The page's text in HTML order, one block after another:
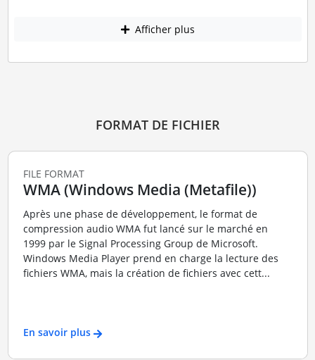
Afficher plus
FORMAT DE FICHIER
FILE FORMAT
WMA (Windows Media (Metafile))
Après une phase de développement, le format de
compression audio WMA fut lancé sur le marché en
1999 par le Signal Processing Group de Microsoft.
Windows Media Player prend en charge la lecture des
fichiers WMA, mais la création de fichiers avec cett...
En savoir plus